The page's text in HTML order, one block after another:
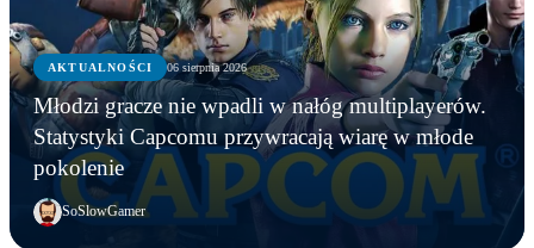
AKTUALNOŚCI 06 sierpnia 2026
Młodzi gracze nie wpadli w nałóg multiplayerów.
Statystyki Capcomu przywracają wiarę w młode
pokolenie
SoSlowGamer
AKTUALNOŚCI
WWE chce zastrzec znak towarowy „Vice City”.
Przypadek?
AKTUALNOŚCI
Gameplay z GTA 6 niebawem. Rockstar oficjalnie
zapowiada
AKTUALNOŚCI
Młodzi gracze nie wpadli w nałóg multiplayerów.
Statystyki Capcomu przywracają wiarę w młode
pokolenie